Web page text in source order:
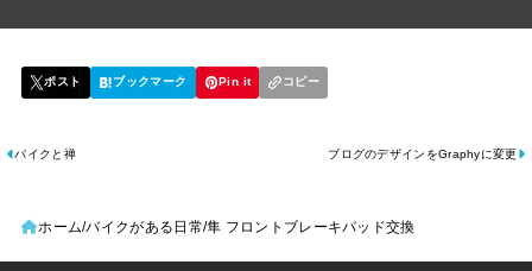
ブログのデザインをGraphyに変更
バイクと禅
ホーム バイクがある日常 隼 フロントブレーキパッド交換